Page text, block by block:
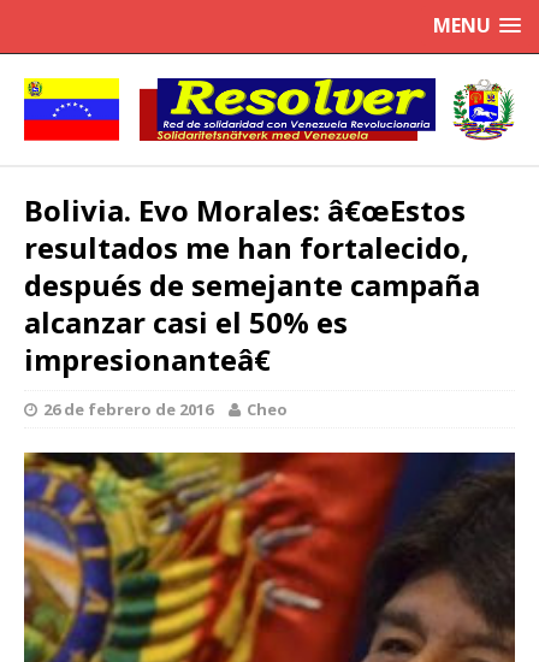
MENU
Bolivia. Evo Morales: â€œEstos
resultados me han fortalecido,
después de semejante campaña
alcanzar casi el 50% es
impresionanteâ€
26 de febrero de 2016 Cheo